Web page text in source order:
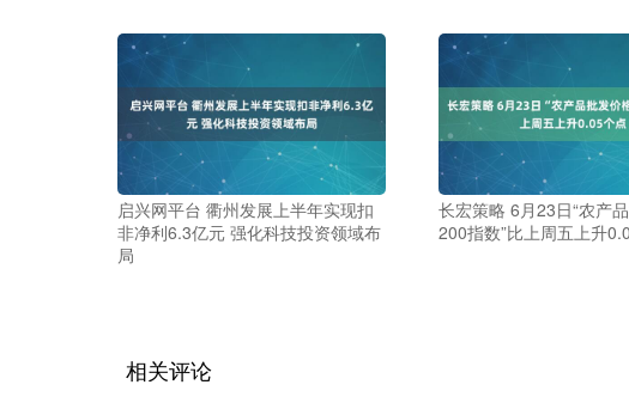
启兴网平台 衢州发展上半年实现扣
非净利6.3亿元 强化科技投资领域布
局
长宏策略 6月23日“农产
200指数”比上周五上升
相关评论